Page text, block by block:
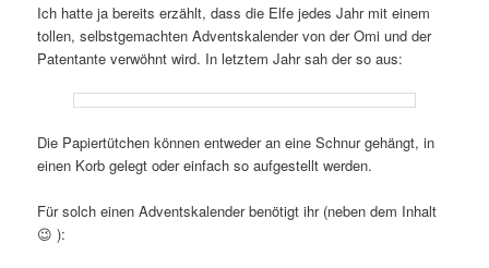
Ich hatte ja bereits erzählt, dass die Elfe jedes Jahr mit einem
tollen, selbstgemachten Adventskalender von der Omi und der
Patentante verwöhnt wird. In letztem Jahr sah der so aus:
Die Papiertütchen können entweder an eine Schnur gehängt, in
einen Korb gelegt oder einfach so aufgestellt werden.
Für solch einen Adventskalender benötigt ihr (neben dem Inhalt
😉 ):